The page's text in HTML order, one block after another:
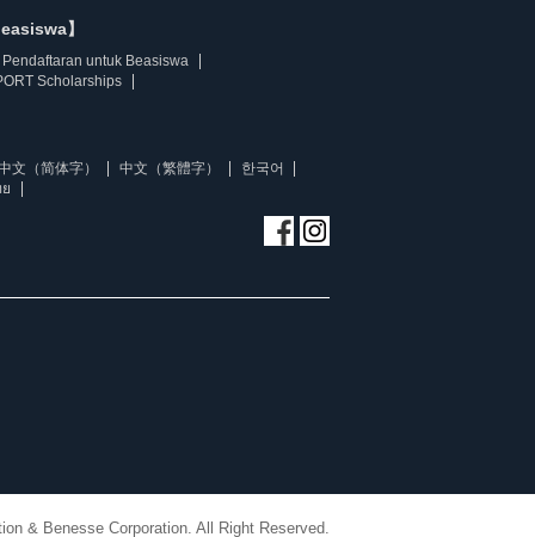
】
Pendaftaran untuk Beasiswa
Scholarships
文（简体字） 中文（繁體字）
한국어
& Benesse Corporation. All Right Reserved.